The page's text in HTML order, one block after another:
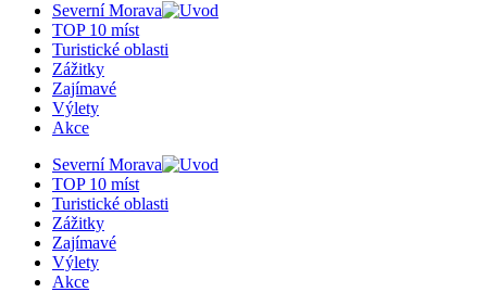
Severní Morava
TOP 10 míst
Turistické oblasti
Zážitky
Zajímavé
Výlety
Akce
Severní Morava
TOP 10 míst
Turistické oblasti
Zážitky
Zajímavé
Výlety
Akce